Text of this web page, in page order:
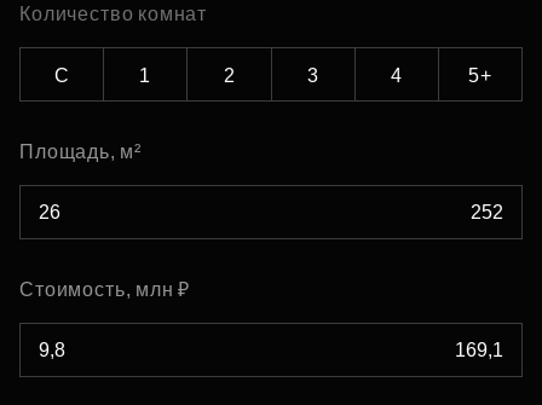
Количество комнат
С 1 2 3 4 5+
Площадь, м²
Стоимость, млн ₽